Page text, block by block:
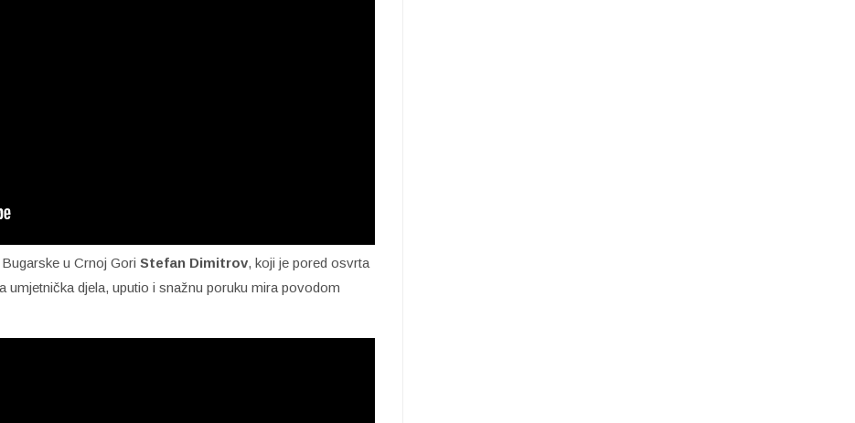
u Crnoj Gori Stefan Dimitrov, koji je pored osvrta
umjetnička djela, uputio i snažnu poruku mira povodom